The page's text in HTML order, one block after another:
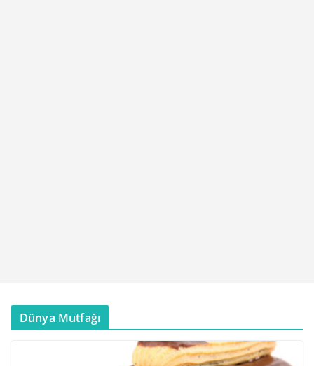
Dünya Mutfağı